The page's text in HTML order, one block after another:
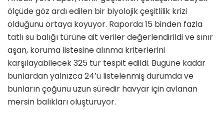
ölçüde göz ardı edilen bir biyolojik çeşitlilik krizi
olduğunu ortaya koyuyor. Raporda 15 binden fazla
tatlı su balığı türüne ait veriler değerlendirildi ve sınır
aşan, koruma listesine alınma kriterlerini
karşılayabilecek 325 tür tespit edildi. Bugüne kadar
bunlardan yalnızca 24’ü listelenmiş durumda ve
bunların çoğunu uzun süredir havyar için avlanan
mersin balıkları oluşturuyor.